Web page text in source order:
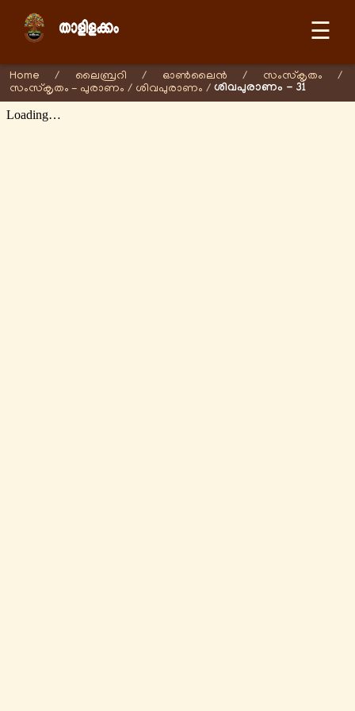
☰
Home / ലൈബ്രറി / ഓണ്‍ലൈന്‍ / സംസ്കൃതം
/
സംസ്കൃതം - പുരാണം / ശിവപുരാണം / ശിവപുരാണം - 31